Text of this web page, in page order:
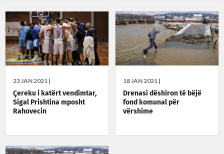
23 JAN 2021 |
Çereku i katërt vendimtar,
Sigal Prishtina mposht
Rahovecin
18 JAN 2021 |
Drenasi dëshiron të bëjë
fond komunal për
vërshime